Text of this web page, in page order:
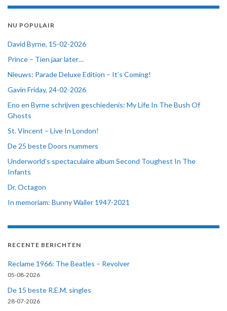
NU POPULAIR
David Byrne, 15-02-2026
Prince – Tien jaar later…
Nieuws: Parade Deluxe Edition – It’s Coming!
Gavin Friday, 24-02-2026
Eno en Byrne schrijven geschiedenis: My Life In The Bush Of
Ghosts
St. Vincent – Live In London!
De 25 beste Doors nummers
Underworld’s spectaculaire album Second Toughest In The
Infants
Dr. Octagon
In memoriam: Bunny Wailer 1947-2021
RECENTE BERICHTEN
Reclame 1966: The Beatles – Revolver
05-08-2026
De 15 beste R.E.M. singles
28-07-2026